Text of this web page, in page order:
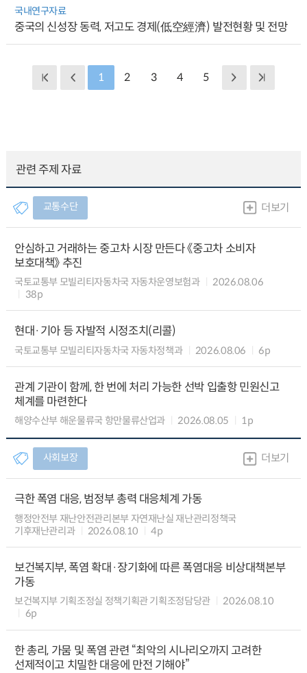
국내연구자료
중국의 신성장 동력, 저고도 경제(低空經濟) 발전현황 및 전망
1 2 3 4 5
관련 주제 자료
교통수단 더보기
안심하고 거래하는 중고차 시장 만든다 《중고차 소비자
보호대책》 추진
국토교통부 모빌리티자동차국 자동차운영보험과
2026.08.06
38p
현대·기아 등 자발적 시정조치(리콜)
국토교통부 모빌리티자동차국 자동차정책과 2026.08.06 6p
관계 기관이 함께, 한 번에 처리 가능한 선박 입출항 민원신고
체계를 마련한다
해양수산부 해운물류국 항만물류산업과 2026.08.05 1p
사회보장 더보기
극한 폭염 대응, 범정부 총력 대응체계 가동
행정안전부 재난안전관리본부 자연재난실 재난관리정책국
기후재난관리과
2026.08.10 4p
보건복지부, 폭염 확대·장기화에 따른 폭염대응 비상대책본부
가동
보건복지부 기획조정실 정책기획관 기획조정담당관
2026.08.10
6p
한 총리, 가뭄 및 폭염 관련 “최악의 시나리오까지 고려한
선제적이고 치밀한 대응에 만전 기해야”